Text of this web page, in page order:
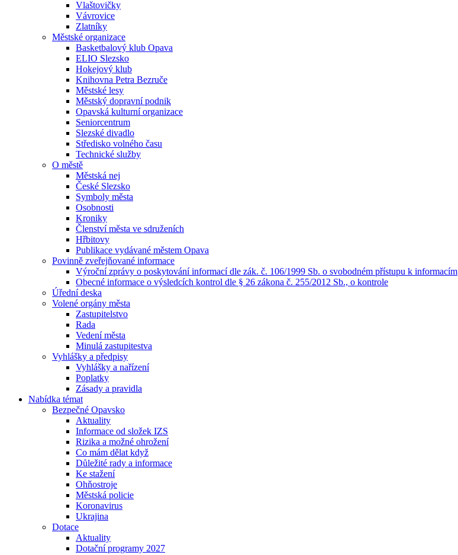
Vlaštovičky
Vávrovice
Zlatníky
Městské organizace
Basketbalový klub Opava
ELIO Slezsko
Hokejový klub
Knihovna Petra Bezruče
Městské lesy
Městský dopravní podnik
Opavská kulturní organizace
Seniorcentrum
Slezské divadlo
Středisko volného času
Technické služby
O městě
Městská nej
České Slezsko
Symboly města
Osobnosti
Kroniky
Členství města ve sdruženích
Hřbitovy
Publikace vydávané městem Opava
Povinně zveřejňované informace
Výroční zprávy o poskytování informací dle zák. č. 106/1999 Sb. o svobodném přístupu k informacím
Obecné informace o výsledcích kontrol dle § 26 zákona č. 255/2012 Sb., o kontrole
Úřední deska
Volené orgány města
Zastupitelstvo
Rada
Vedení města
Minulá zastupitestva
Vyhlášky a předpisy
Vyhlášky a nařízení
Poplatky
Zásady a pravidla
Nabídka témat
Bezpečné Opavsko
Aktuality
Informace od složek IZS
Rizika a možné ohrožení
Co mám dělat když
Důležité rady a informace
Ke stažení
Ohňostroje
Městská policie
Koronavirus
Ukrajina
Dotace
Aktuality
Dotační programy 2027